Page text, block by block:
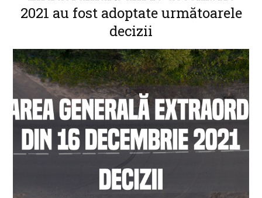
2021 au fost adoptate următoarele
decizii